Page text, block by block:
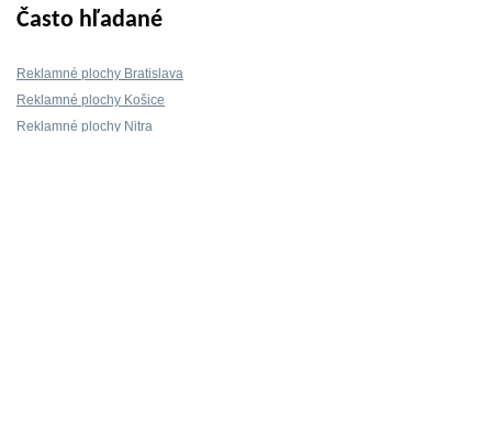
Často hľadané
Reklamné plochy Bratislava
Reklamné plochy Košice
Reklamné plochy Nitra